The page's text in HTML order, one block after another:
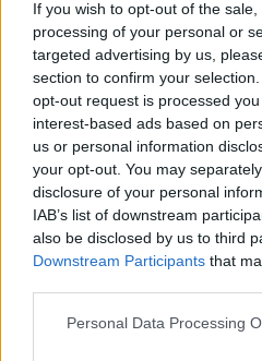
If you wish to opt-out of the
processing of your personal or
targeted advertising by us,
section to confirm your
opt-out request is processed
interest-based ads based on
us or personal information
your opt-out. You may
disclosure of your personal
IAB’s list of downstream
also be disclosed by us to third
Downstream Participants that
Please note that this website/
Personal Data Processing
che succede se no andro da un
disponibilita ma siamo lontani io